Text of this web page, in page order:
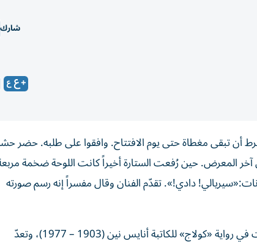
شارك
تبقى مغطاة حتى يوم الافتتاح. وافقوا على طلبه. حضر
المعرض. حين رُفعت الستارة أخيراً كانت اللوحة ضخمة
دادي!». تقدّم الفنان وقال مفسراً إنه رسم صورته
هذه حكاية رواها أب لابنته في سياق نقد ما وصفه «الفن الحديث»، أتت في رواية «كولاج» للكاتبة أنايس نين (1903 – 1977)، وتعدّ